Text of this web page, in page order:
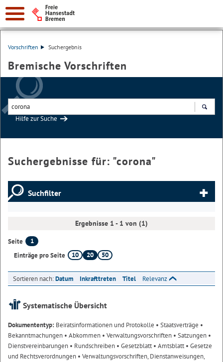
Vorschriften Suchergebnis
Bremische Vorschriften
Hilfe zur Suche
Suchergebnisse für: "corona"
Suchfilter
Ergebnisse 1 - 1 von (1)
Seite
1
Einträge pro Seite
10 20 50
Sortieren nach:Datum Inkrafttreten Titel Relevanz
Systematische Übersicht
Dokumententyp: Beiratsinformationen und Protokolle • Staatsverträge •
Bekanntmachungen • Abkommen • Verwaltungsvorschriften • Satzungen •
Dienstvereinbarungen • Rundschreiben • Gesetzblatt• Amtsblatt• Gesetze
und Rechtsverordnungen • Verwaltungsvorschriften, Dienstanweisungen,